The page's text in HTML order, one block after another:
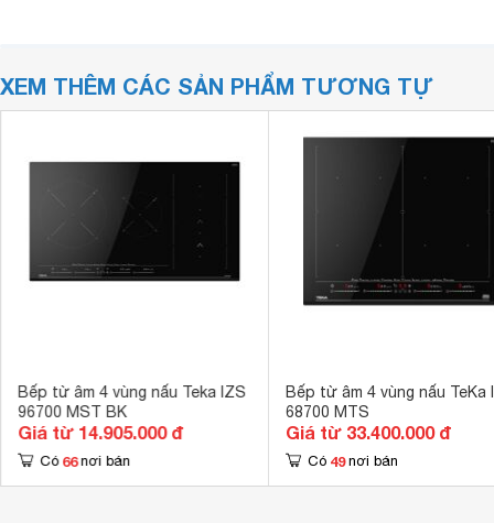
XEM THÊM CÁC SẢN PHẨM TƯƠNG TỰ
Bếp từ âm 4 vùng nấu Teka IZS
96700 MST BK
Giá từ 14.905.000 đ
Có 66 nơi bán
Bếp từ âm 4 vùng nấu TeKa
68700 MTS
Giá từ 33.400.000 đ
Có 49 nơi bán